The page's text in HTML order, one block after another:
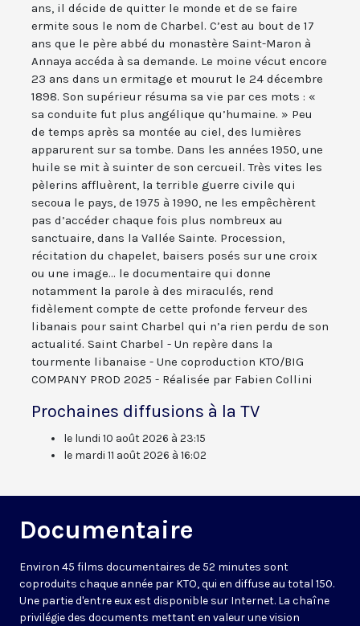
ans, il décide de quitter le monde et de se faire
ermite sous le nom de Charbel. C’est au bout de 17
ans que le père abbé du monastère Saint-Maron à
Annaya accéda à sa demande. Le moine vécut encore
23 ans dans un ermitage et mourut le 24 décembre
1898. Son supérieur résuma sa vie par ces mots : «
sa conduite fut plus angélique qu’humaine. » Peu
de temps après sa montée au ciel, des lumières
apparurent sur sa tombe. Dans les années 1950, une
huile se mit à suinter de son cercueil. Très vites les
pèlerins affluèrent, la terrible guerre civile qui
secoua le pays, de 1975 à 1990, ne les empêchèrent
pas d’accéder chaque fois plus nombreux au
sanctuaire, dans la Vallée Sainte. Procession,
récitation du chapelet, baisers posés sur une croix
ou une image... le documentaire qui donne
notamment la parole à des miraculés, rend
fidèlement compte de cette profonde ferveur des
libanais pour saint Charbel qui n’a rien perdu de son
actualité. Saint Charbel - Un repère dans la
tourmente libanaise - Une coproduction KTO/BIG
COMPANY PROD 2025 - Réalisée par Fabien Collini
Prochaines diffusions à la TV
le lundi 10 août 2026 à 23:15
le mardi 11 août 2026 à 16:02
Documentaire
Environ 45 films documentaires de 52 minutes sont
coproduits chaque année par KTO, qui en diffuse au total 150.
Une partie d'entre eux est disponible sur Internet. La chaîne
privilégie des documents mettant en valeur une vision